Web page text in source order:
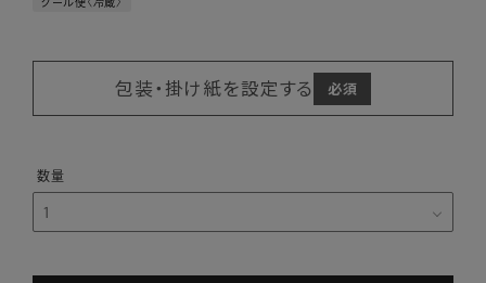
クール便〈冷蔵〉
包装・掛け紙を設定する